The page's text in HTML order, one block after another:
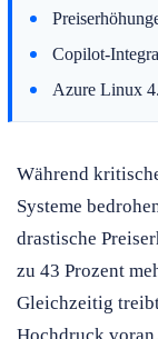
Copilot-
Azure Linux
Während
Systeme
drastische
zu 43 Prozent
Gleichzeitig